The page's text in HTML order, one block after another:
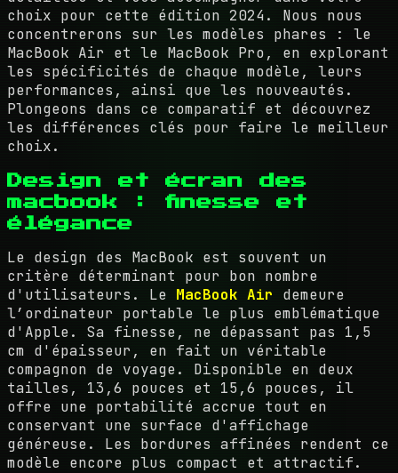
choix pour cette édition 2024. Nous nous
concentrerons sur les modèles phares : le
MacBook Air et le MacBook Pro, en explorant
les spécificités de chaque modèle, leurs
performances, ainsi que les nouveautés.
Plongeons dans ce comparatif et découvrez
les différences clés pour faire le meilleur
choix.
Design et écran des
macbook : finesse et
élégance
Le design des MacBook est souvent un
critère déterminant pour bon nombre
d'utilisateurs. Le MacBook Air demeure
l’ordinateur portable le plus emblématique
d'Apple. Sa finesse, ne dépassant pas 1,5
cm d'épaisseur, en fait un véritable
compagnon de voyage. Disponible en deux
tailles, 13,6 pouces et 15,6 pouces, il
offre une portabilité accrue tout en
conservant une surface d'affichage
généreuse. Les bordures affinées rendent ce
modèle encore plus compact et attractif.